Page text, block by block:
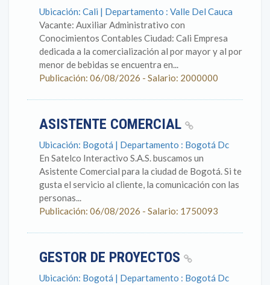
Ubicación: Cali | Departamento : Valle Del Cauca
Vacante: Auxiliar Administrativo con
Conocimientos Contables Ciudad: Cali Empresa
dedicada a la comercialización al por mayor y al por
menor de bebidas se encuentra en...
Publicación: 06/08/2026 - Salario: 2000000
ASISTENTE COMERCIAL
Ubicación: Bogotá | Departamento : Bogotá Dc
En Satelco Interactivo S.A.S. buscamos un
Asistente Comercial para la ciudad de Bogotá. Si te
gusta el servicio al cliente, la comunicación con las
personas...
Publicación: 06/08/2026 - Salario: 1750093
GESTOR DE PROYECTOS
Ubicación: Bogotá | Departamento : Bogotá Dc